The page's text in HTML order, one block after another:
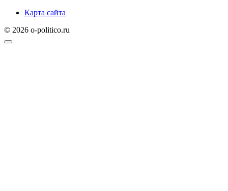
Карта сайта
© 2026 o-politico.ru